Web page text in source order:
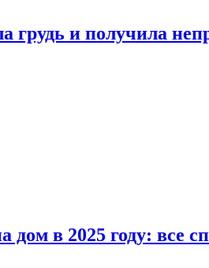
грудь и получила
дом в 2025 году: все